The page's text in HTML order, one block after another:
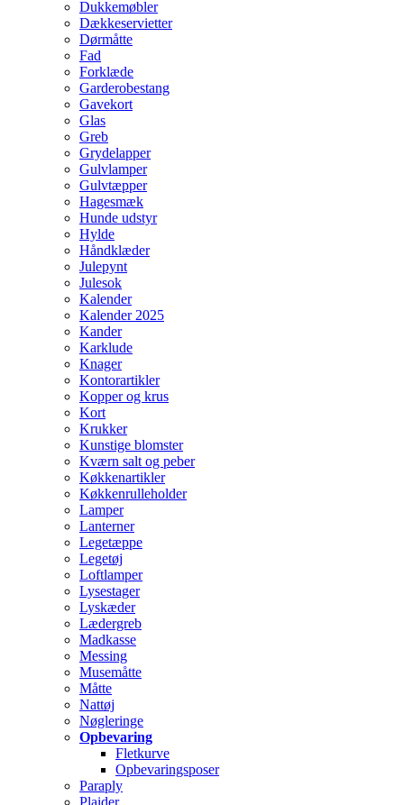
Dukkemøbler
Dækkeservietter
Dørmåtte
Fad
Forklæde
Garderobestang
Gavekort
Glas
Greb
Grydelapper
Gulvlamper
Gulvtæpper
Hagesmæk
Hunde udstyr
Hylde
Håndklæder
Julepynt
Julesok
Kalender
Kalender 2025
Kander
Karklude
Knager
Kontorartikler
Kopper og krus
Kort
Krukker
Kunstige blomster
Kværn salt og peber
Køkkenartikler
Køkkenrulleholder
Lamper
Lanterner
Legetæppe
Legetøj
Loftlamper
Lysestager
Lyskæder
Lædergreb
Madkasse
Messing
Musemåtte
Måtte
Nattøj
Nøgleringe
Opbevaring
Fletkurve
Opbevaringsposer
Paraply
Plaider